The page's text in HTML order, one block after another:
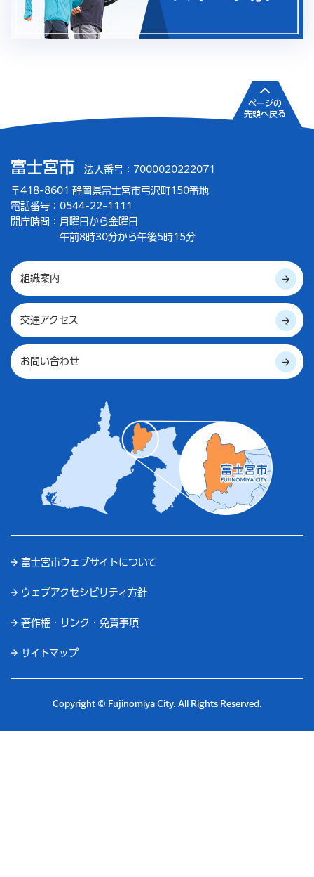
富士宮市 法人番号：7000020222071
〒418-8601 静岡県富士宮市弓沢町150番地
電話番号：0544-22-1111
開庁時間： 月曜日から金曜日
午前8時30分から午後5時15分
組織案内
交通アクセス
お問い合わせ
富士宮市ウェブサイトについて
ウェブアクセシビリティ方針
著作権・リンク・免責事項
サイトマップ
ページの
先頭へ戻る
Copyright © Fujinomiya City. All Rights Reserved.